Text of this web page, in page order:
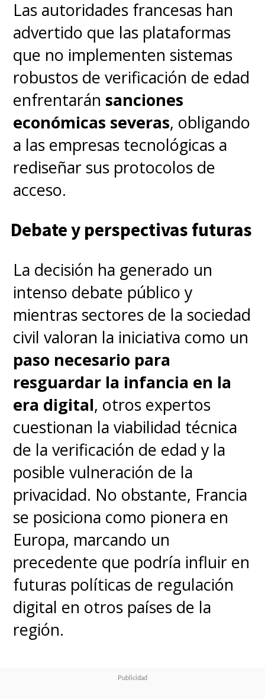
Las autoridades francesas han
advertido que las plataformas
que no implementen sistemas
robustos de verificación de edad
enfrentarán sanciones
económicas severas, obligando
a las empresas tecnológicas a
rediseñar sus protocolos de
acceso.
Debate y perspectivas futuras
La decisión ha generado un
intenso debate público y
mientras sectores de la sociedad
civil valoran la iniciativa como un
paso necesario para
resguardar la infancia en la
era digital, otros expertos
cuestionan la viabilidad técnica
de la verificación de edad y la
posible vulneración de la
privacidad. No obstante, Francia
se posiciona como pionera en
Europa, marcando un
precedente que podría influir en
futuras políticas de regulación
digital en otros países de la
región.